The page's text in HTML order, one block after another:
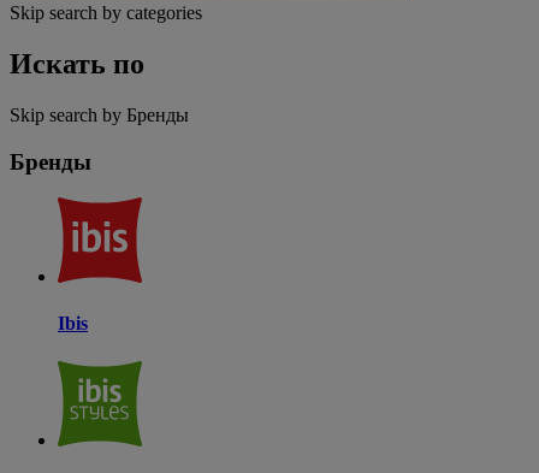
Skip search by categories
Искать по
Skip search by Бренды
Бренды
Ibis